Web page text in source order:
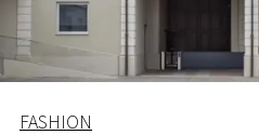
FASHION